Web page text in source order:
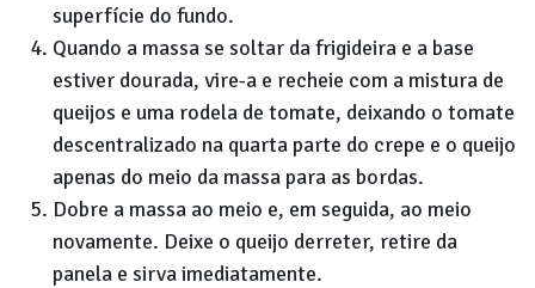
superfície do fundo.
Quando a massa se soltar da frigideira e a base
estiver dourada, vire-a e recheie com a mistura de
queijos e uma rodela de tomate, deixando o tomate
descentralizado na quarta parte do crepe e o queijo
apenas do meio da massa para as bordas.
Dobre a massa ao meio e, em seguida, ao meio
novamente. Deixe o queijo derreter, retire da
panela e sirva imediatamente.